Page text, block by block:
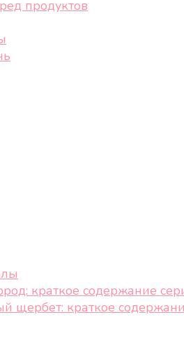
продуктов
краткое содержание
щербет: краткое